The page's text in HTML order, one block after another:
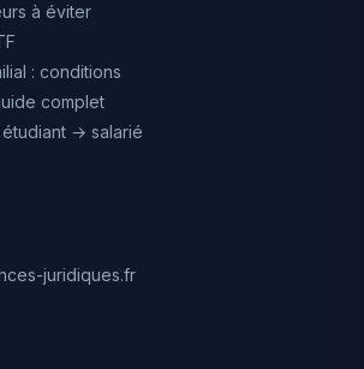
à éviter
: conditions
complet
→ salarié
juridiques.fr